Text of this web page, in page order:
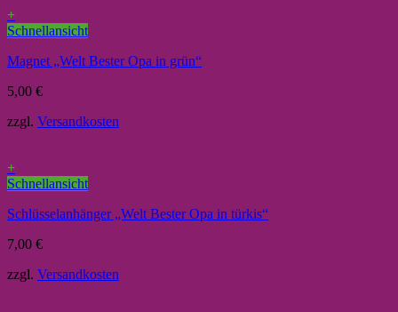
+
Schnellansicht
Magnet „Welt Bester Opa in grün“
5,00 €
zzgl. Versandkosten
+
Schnellansicht
Schlüsselanhänger „Welt Bester Opa in türkis“
7,00 €
zzgl. Versandkosten